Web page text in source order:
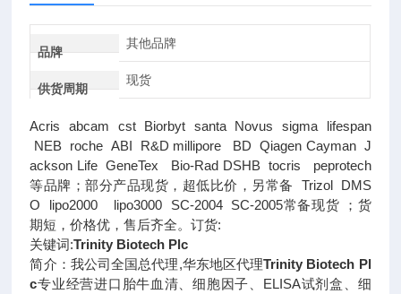
品牌
其他品牌
供货周期
现货
Acris abcam cst Biorbyt santa Novus sigma lifespan
NEB roche ABI R&D millipore BD Qiagen Cayman J
ackson Life GeneTex Bio-Rad DSHB tocris peprotech
等品牌；部分产品现货，超低比价，另常备 Trizol DMS
O lipo2000 lipo3000 SC-2004 SC-2005常备现货 ；货
期短，价格优，售后齐全。订货:
关键词:Trinity Biotech Plc
简介：我公司全国总代理,华东地区代理Trinity Biotech Pl
c专业经营进口胎牛血清、细胞因子、ELISA试剂盒、细